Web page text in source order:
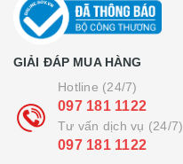
GIẢI ĐÁP MUA HÀNG
Hotline (24/7)
097 181 1122
Tư vấn dịch vụ (24/7)
097 181 1122